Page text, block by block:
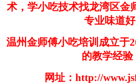
术，学小吃技术找龙湾区金
专业味道好
温州金师傅小吃培训成立于
的教学经验
网址： http://